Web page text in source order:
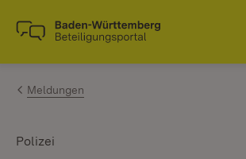
Zum Inhalt springen
Link zur Startseite
Meldungen
Polizei